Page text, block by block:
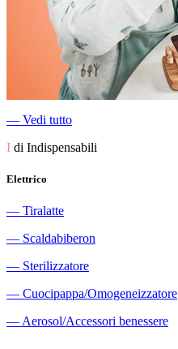
― Vedi tutto
I di Indispensabili
Elettrico
― Tiralatte
― Scaldabiberon
― Sterilizzatore
― Cuocipappa/Omogeneizzatore
― Aerosol/Accessori benessere